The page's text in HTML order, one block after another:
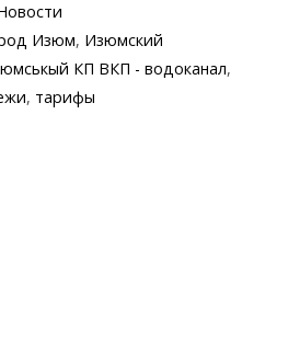
at
s
A
y
p
e
t
l
Изюм, Изюмский
КП ВКП - водоканал,
, тарифы